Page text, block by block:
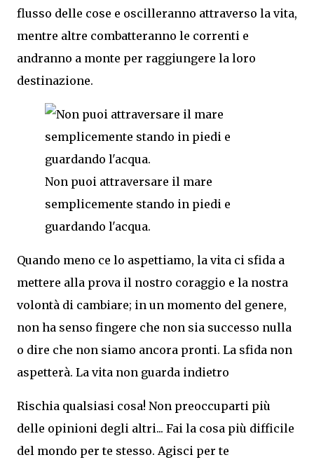
flusso delle cose e oscilleranno attraverso la vita,
mentre altre combatteranno le correnti e
andranno a monte per raggiungere la loro
destinazione.
Non puoi attraversare il mare
semplicemente stando in piedi e
guardando l'acqua.
Quando meno ce lo aspettiamo, la vita ci sfida a
mettere alla prova il nostro coraggio e la nostra
volontà di cambiare; in un momento del genere,
non ha senso fingere che non sia successo nulla
o dire che non siamo ancora pronti. La sfida non
aspetterà. La vita non guarda indietro
Rischia qualsiasi cosa! Non preoccuparti più
delle opinioni degli altri... Fai la cosa più difficile
del mondo per te stesso. Agisci per te